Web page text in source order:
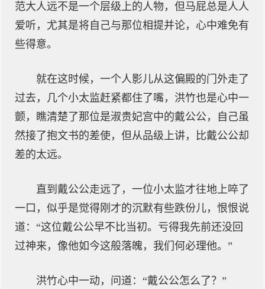
范大人远不是一个层级上的人物，但马屁总是人人
爱听，尤其是将自己与那位相提并论，心中难免有
些得意。
就在这时候，一个人影儿从这偏殿的门外走了
过去，几个小太监赶紧都住了嘴，洪竹也是心中一
颤，瞧清楚了那位是淑贵妃宫中的戴公公，自己虽
然接了抱文书的差使，但从品级上讲，比戴公公却
差的太远。
直到戴公公走远了，一位小太监才往地上啐了
一口，似乎是觉得刚才的沉默有些跌份儿，恨恨说
道：“这位戴公公早不比当初。亏得我先前还没回
过神来，像他如今这般落魄，我们何必理他。”
洪竹心中一动，问道：“戴公公怎么了？”